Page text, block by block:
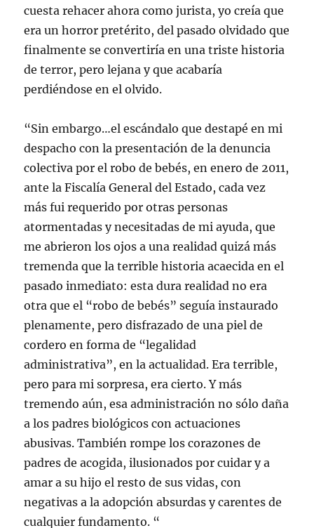
cuesta rehacer ahora como jurista, yo creía que
era un horror pretérito, del pasado olvidado que
finalmente se convertiría en una triste historia
de terror, pero lejana y que acabaría
perdiéndose en el olvido.
“Sin embargo…el escándalo que destapé en mi
despacho con la presentación de la denuncia
colectiva por el robo de bebés, en enero de 2011,
ante la Fiscalía General del Estado, cada vez
más fui requerido por otras personas
atormentadas y necesitadas de mi ayuda, que
me abrieron los ojos a una realidad quizá más
tremenda que la terrible historia acaecida en el
pasado inmediato: esta dura realidad no era
otra que el “robo de bebés” seguía instaurado
plenamente, pero disfrazado de una piel de
cordero en forma de “legalidad
administrativa”, en la actualidad. Era terrible,
pero para mi sorpresa, era cierto. Y más
tremendo aún, esa administración no sólo daña
a los padres biológicos con actuaciones
abusivas. También rompe los corazones de
padres de acogida, ilusionados por cuidar y a
amar a su hijo el resto de sus vidas, con
negativas a la adopción absurdas y carentes de
cualquier fundamento. “